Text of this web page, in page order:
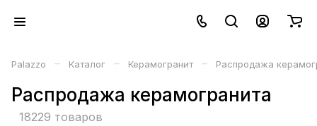
Palazzo – Каталог – Керамогранит – Распродажа
Распродажа керамогранита
18229 товаров